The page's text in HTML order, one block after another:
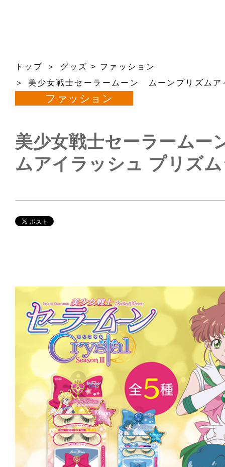
トップ グッズ > ファッション
美少女戦士セーラームーン ムーンプリズムア
ファッション
美少女戦士セーラーム
ムアイラッシュ プリズ